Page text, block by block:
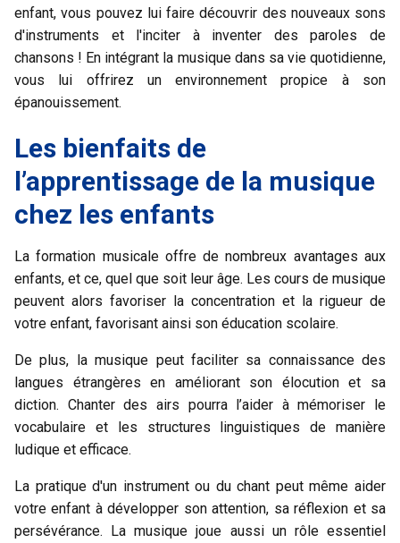
enfant, vous pouvez lui faire découvrir des nouveaux sons
d'instruments et l'inciter à inventer des paroles de
chansons ! En intégrant la musique dans sa vie quotidienne,
vous lui offrirez un environnement propice à son
épanouissement.
Les bienfaits de
l’apprentissage de la musique
chez les enfants
La formation musicale offre de nombreux avantages aux
enfants, et ce, quel que soit leur âge. Les cours de musique
peuvent alors favoriser la concentration et la rigueur de
votre enfant, favorisant ainsi son éducation scolaire.
De plus, la musique peut faciliter sa connaissance des
langues étrangères en améliorant son élocution et sa
diction. Chanter des airs pourra l’aider à mémoriser le
vocabulaire et les structures linguistiques de manière
ludique et efficace.
La pratique d'un instrument ou du chant peut même aider
votre enfant à développer son attention, sa réflexion et sa
persévérance. La musique joue aussi un rôle essentiel